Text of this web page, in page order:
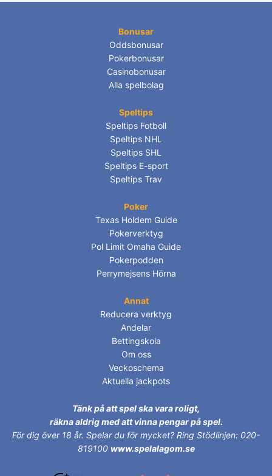
Bonusar
Oddsbonusar
Pokerbonusar
Casinobonusar
Alla spelbolag
Speltips
Speltips Fotboll
Speltips NHL
Speltips SHL
Speltips E-sport
Speltips Trav
Poker
Texas Holdem Guide
Pokerverktyg
Pol Limit Omaha Guide
Pokerpodden
Perrymejsens Hörna
Annat
Reducera verktyg
Andelar
Bettingskola
Om oss
Veckoschema
Aktuella jackpots
Tänk på att spel ska vara roligt,
räkna aldrig med att vinna pengar på spel.
För dig över 18 år. Spelar du för mycket? Ring Stödlinjen: 020-
819100 www.spelalagom.se